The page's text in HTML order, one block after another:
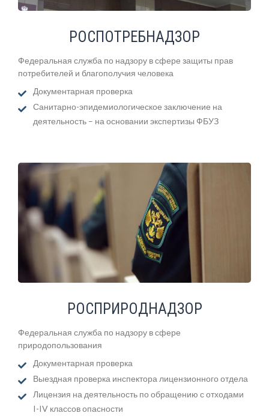
РОСПОТРЕБНАДЗОР
Федеральная служба по надзору в сфере защиты прав
потребителей и благополучия человека
Документарная проверка
Санитарно-эпидемиологическое заключение на
деятельность – на основании экспертизы ФБУЗ
РОСПРИРОДНАДЗОР
Федеральная служба по надзору в сфере
природопользования
Документарная проверка
Выездная проверка инспектора лицензионного отдела
Лицензия на деятельность по обращению с отходами
I-IV классов опасности